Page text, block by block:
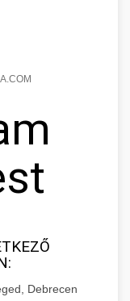
Debrecen